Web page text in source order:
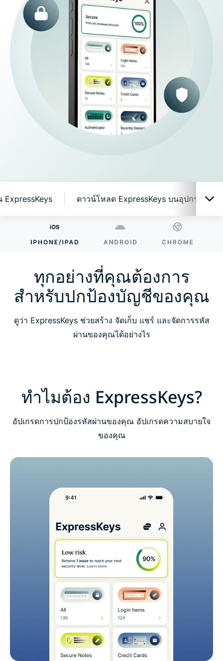
ExpressKeys ดาวน์โหลด ExpressKeys บนอุปกรณ์มือถื
ทุกอย่างที่คุณต้องการสำหรับปกป้องบัญชีของคุณ
ทำไมต้อง ExpressKeys?
คุณสมบัติอัจฉริยะที่ใช้งานง่าย
เริ่มต้นใช้งาน ExpressKeys
คำถามที่พบบ่อย : เกี่ยวกับ ExpressKeys
รับการทดลองใช้ ExpressKeys อย่างไม่มีความเสี่ยง
ทุกอย่างที่คุณต้องการ
สำหรับปกป้องบัญชีของคุณ
ดูว่า ExpressKeys ช่วยสร้าง จัดเก็บ แชร์ และจัดการรหัส
ผ่านของคุณได้อย่างไร
ทำไมต้อง ExpressKeys?
อัปเกรดการปกป้องรหัสผ่านของคุณ อัปเกรดความสบายใจ
ของคุณ